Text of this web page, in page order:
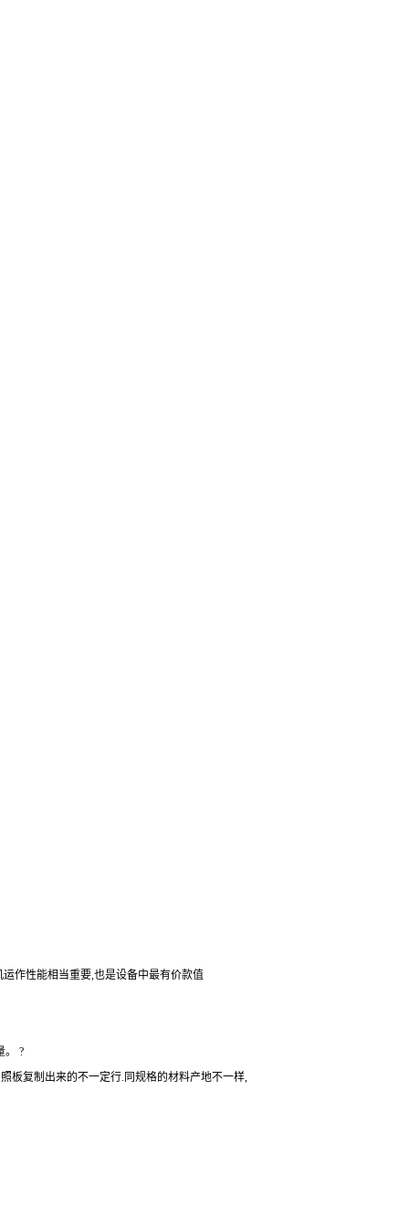
作性能相当重要,也是设备中最有价款值
。 ?
板复制出来的不一定行.同规格的材料产地不一样,